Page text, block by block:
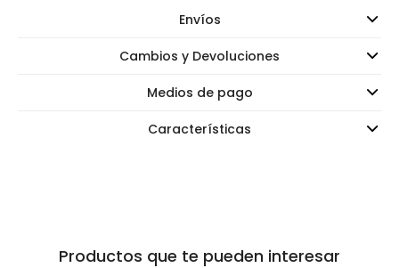
Envíos
Cambios y Devoluciones
Medios de pago
Características
Productos que te pueden interesar